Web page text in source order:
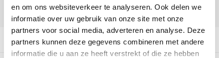
en om ons websiteverkeer te analyseren. Ook delen we
informatie over uw gebruik van onze site met onze
partners voor social media, adverteren en analyse. Deze
partners kunnen deze gegevens combineren met andere
informatie die u aan ze heeft verstrekt of die ze hebben
DELEN:
Productomschrijving